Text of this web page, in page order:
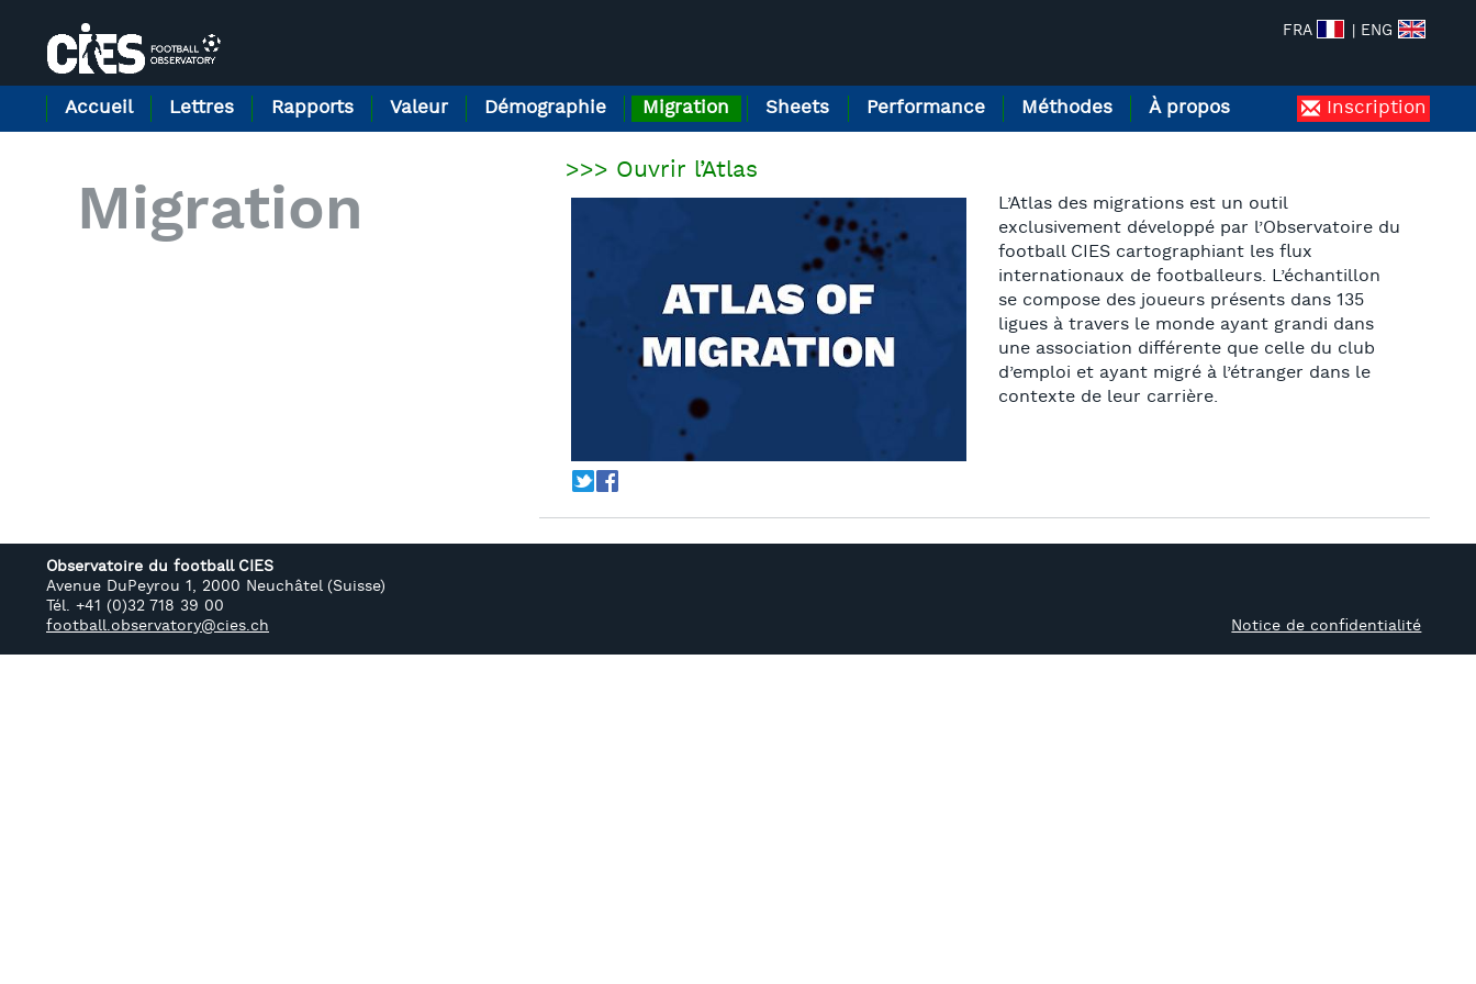
FRA | ENG
À propos
Méthodes
Performance
Sheets
Migration
Démographie
Valeur
Rapports
Lettres
Accueil Inscription
Migration >>> Ouvrir l’Atlas
Tf
L’Atlas des migrations est un outil
exclusivement développé par l’Observatoire du
football CIES cartographiant les flux
internationaux de footballeurs. L’échantillon
se compose des joueurs présents dans 135
ligues à travers le monde ayant grandi dans
une association différente que celle du club
d’emploi et ayant migré à l’étranger dans le
contexte de leur carrière.
Observatoire du football CIES
Avenue DuPeyrou 1, 2000 Neuchâtel (Suisse)
Tél. +41 (0)32 718 39 00
football.observatory@cies.ch
Notice de confidentialité